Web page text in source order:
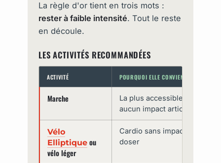
La règle d'or tient en trois mots :
rester à faible intensité. Tout le reste
en découle.
LES ACTIVITÉS RECOMMANDÉES
ACTIVITÉ POURQUOI ELLE CONVIENT
Marche
La plus accessible : aucun
aucun impact articulaire
Vélo
Elliptiqueou
vélo léger
Cardio sans impact,
doser